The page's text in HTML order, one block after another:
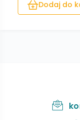
Dodaj do